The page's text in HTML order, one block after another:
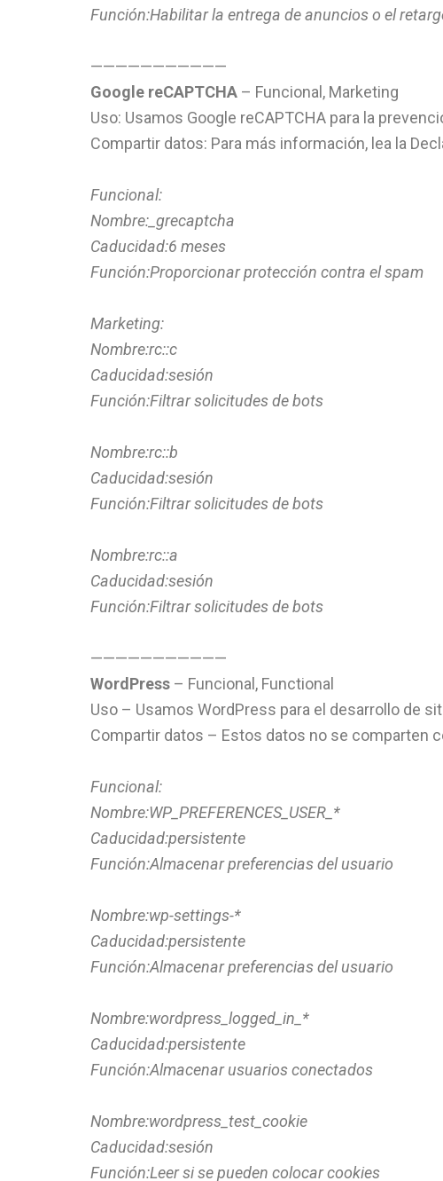
Función:Habilitar la entrega de anuncios o el
———————————
Google reCAPTCHA – Funcional, Marketing
Uso: Usamos Google reCAPTCHA para la
Compartir datos: Para más información, lea la
Funcional:
Nombre:_grecaptcha
Caducidad:6 meses
Función:Proporcionar protección contra el spam
Marketing:
Nombre:rc::c
Caducidad:sesión
Función:Filtrar solicitudes de bots
Nombre:rc::b
Caducidad:sesión
Función:Filtrar solicitudes de bots
Nombre:rc::a
Caducidad:sesión
Función:Filtrar solicitudes de bots
———————————
WordPress – Funcional, Functional
Uso – Usamos WordPress para el desarrollo de
Compartir datos – Estos datos no se comparten
Funcional:
Nombre:WP_PREFERENCES_USER_*
Caducidad:persistente
Función:Almacenar preferencias del usuario
Nombre:wp-settings-*
Caducidad:persistente
Función:Almacenar preferencias del usuario
Nombre:wordpress_logged_in_*
Caducidad:persistente
Función:Almacenar usuarios conectados
Nombre:wordpress_test_cookie
Caducidad:sesión
Función:Leer si se pueden colocar cookies